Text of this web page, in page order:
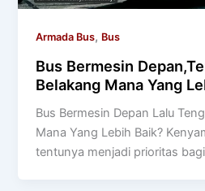
Armada Bus, Bus
Bus Bermesin
Belakang Mana Yang
Bus Bermesin Depan Lalu
Mana Yang Lebih Baik?
tentunya menjadi prioritas